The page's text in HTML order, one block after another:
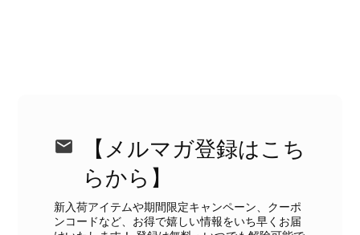
きはたまたまだと思っていましたが、今回も掲載内容だけでは判
断できない状態の商品が届きとても残念です。 決して安い買い物
ではなかったため、ショックも大きかったです。 私は今後こちら
で購入することはないですが、同じような思いをする購入者が出
ないよう、商品の状態をより正確に記載し、見えない部分も含め
【メルマガ登録はこち
らから】
新入荷アイテムや期間限定キャンペーン、クーポ
ンコードなど、お得で嬉しい情報をいち早くお届